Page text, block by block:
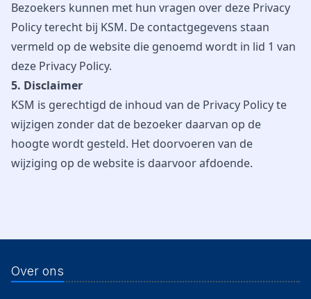
Bezoekers kunnen met hun vragen over deze Privacy
Policy terecht bij KSM. De contactgegevens staan
vermeld op de website die genoemd wordt in lid 1 van
deze Privacy Policy.
5. Disclaimer
KSM is gerechtigd de inhoud van de Privacy Policy te
wijzigen zonder dat de bezoeker daarvan op de
hoogte wordt gesteld. Het doorvoeren van de
wijziging op de website is daarvoor afdoende.
Over ons